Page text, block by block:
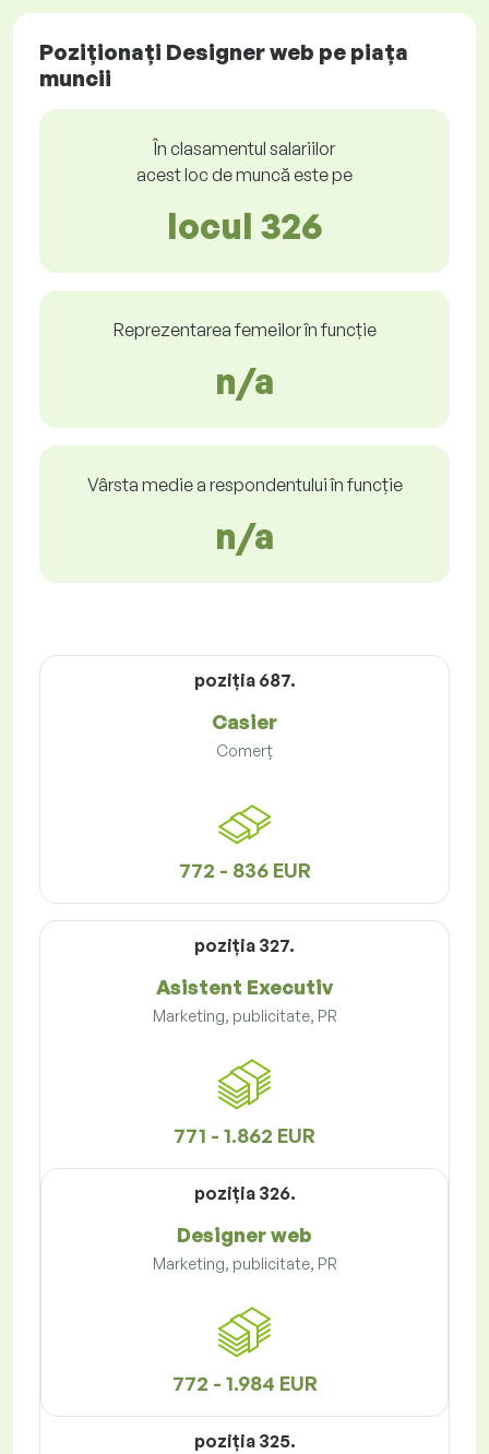
Poziționați Designer web pe piața
muncii
În clasamentul salariilor
acest loc de muncă este pe
locul 326
Reprezentarea femeilor în funcție
n/a
Vârsta medie a respondentului în funcție
n/a
poziţia 687.
Casier
Comerț
772 - 836 EUR
poziţia 327.
Asistent Executiv
Marketing, publicitate, PR
771 - 1.862 EUR
poziţia 326.
Designer web
Marketing, publicitate, PR
772 - 1.984 EUR
poziţia 325.